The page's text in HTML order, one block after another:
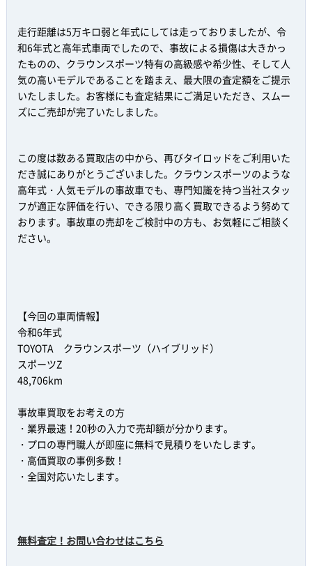
走行距離は5万キロ弱と年式にしては走っておりましたが、令
和6年式と高年式車両でしたので、事故による損傷は大きかっ
たものの、クラウンスポーツ特有の高級感や希少性、そして人
気の高いモデルであることを踏まえ、最大限の査定額をご提示
いたしました。お客様にも査定結果にご満足いただき、スムー
ズにご売却が完了いたしました。
この度は数ある買取店の中から、再びタイロッドをご利用いた
だき誠にありがとうございました。クラウンスポーツのような
高年式・人気モデルの事故車でも、専門知識を持つ当社スタッ
フが適正な評価を行い、できる限り高く買取できるよう努めて
おります。事故車の売却をご検討中の方も、お気軽にご相談く
ださい。
【今回の車両情報】
令和6年式
TOYOTA クラウンスポーツ（ハイブリッド）
スポーツZ
48,706km
事故車買取をお考えの方
・業界最速！20秒の入力で売却額が分かります。
・プロの専門職人が即座に無料で見積りをいたします。
・高価買取の事例多数！
・全国対応いたします。
無料査定！お問い合わせはこちら